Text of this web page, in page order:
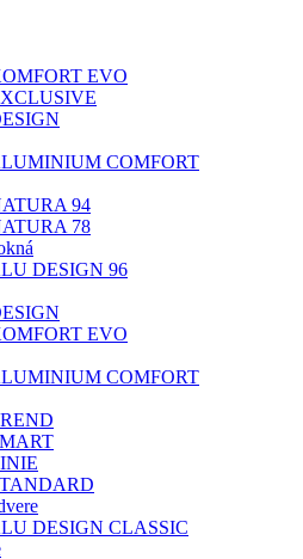
EVO
COMFORT
94
78
DESIGN 96
EVO
COMFORT
DESIGN CLASSIC